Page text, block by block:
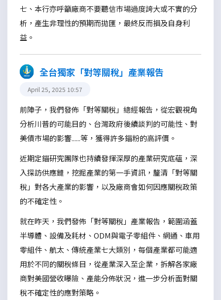
七、本行亦呼籲廠商不要聽信市場過度誇大或不實的分
析，產生非理性的預期而拋匯，最終反而損及自身利
益。
全台獨家「對等關稅」產業報告
April 25, 2025 10:57
前陣子，我們發佈「對等關稅」總經報告，從宏觀視角
分析川普的可能目的、台灣政府後續談判的可能性、對
美債市場的影響......等，獲得許多錨粉的高評價。
近期定錨研究團隊也持續發揮深厚的產業研究底蘊，深
入探訪供應鏈，挖掘產業的第一手資訊，釐清「對等關
稅」對各大產業的影響，以及廠商會如何因應關稅政策
的不確定性。
就在昨天，我們發佈「對等關稅」產業報告，範圍涵蓋
半導體、設備及耗材、ODM與電子零組件、網通、車用
零組件、航太、傳統產業七大類別，每個產業都可能適
用於不同的關稅條目，從產業深入至企業，拆解各家廠
商對美國營收曝險、產能分佈狀況，進一步分析面對關
稅不確定性的應對策略。